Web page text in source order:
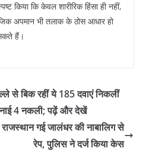
किया कि केवल शारीरिक हिंसा ही नहीं,
अपमान भी तलाक के ठोस आधार हो
हैं।
से बिक रहीं ये 185 दवाएं निकलीं
4 नकली; पढ़ें और देखें
गई जालंधर की नाबालिग से
रेप, पुलिस ने दर्ज किया केस